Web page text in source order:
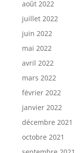
août 2022
juillet 2022
juin 2022
mai 2022
avril 2022
mars 2022
février 2022
janvier 2022
décembre 2021
octobre 2021